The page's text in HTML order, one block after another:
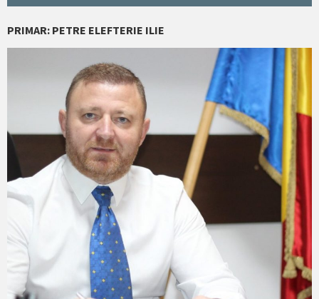
PRIMAR: PETRE ELEFTERIE ILIE